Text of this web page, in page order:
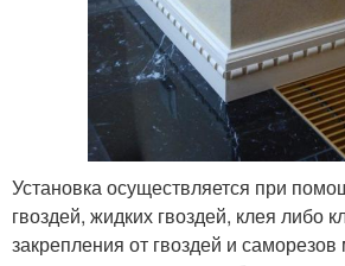
Установка осуществляется при
гвоздей, жидких гвоздей, клея либо
закрепления от гвоздей и